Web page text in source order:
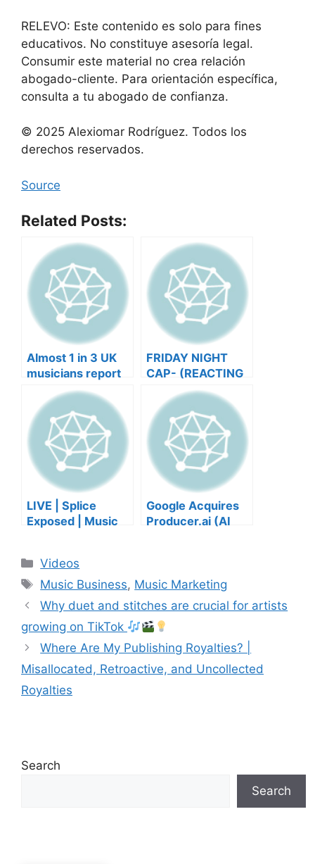
RELEVO: Este contenido es solo para fines
educativos. No constituye asesoría legal.
Consumir este material no crea relación
abogado-cliente. Para orientación específica,
consulta a tu abogado de confianza.
© 2025 Alexiomar Rodríguez. Todos los
derechos reservados.
Source
Related Posts:
Almost 1 in 3 UK
musicians report
negative mental
wellbeing |
Musicians’ Union
FRIDAY NIGHT
CAP- (REACTING
TO YOUR SONGS
GET IN
HEEERRREEE)
LIVE | Splice
Exposed | Music
Lawyer | Music
Business Podcast
Google Acquires
Producer.ai (AI
Categories
Videos
Tags
Music Business, Music Marketing
Why duet and stitches are crucial for artists
growing on TikTok
Where Are My Publishing Royalties? |
Misallocated, Retroactive, and Uncollected
Royalties
Search
Search